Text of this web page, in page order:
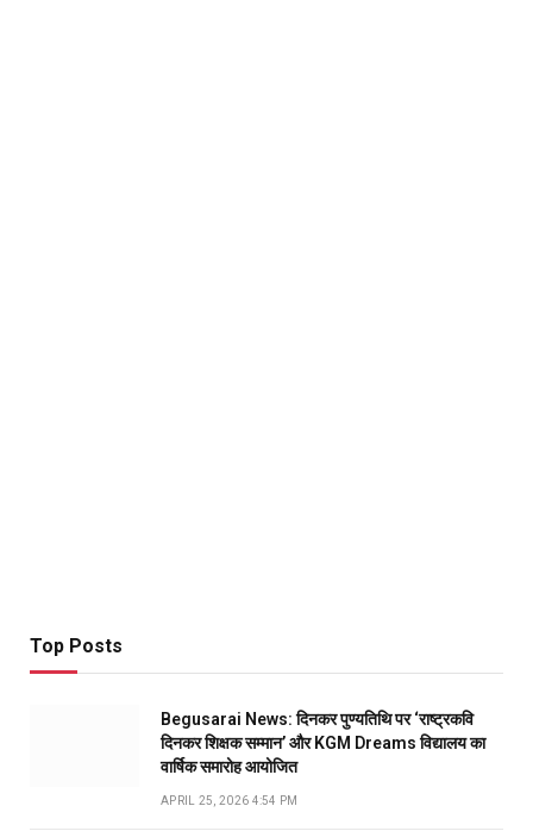
Top Posts
Begusarai News: दिनकर पुण्यतिथि पर ‘राष्ट्रकवि
दिनकर शिक्षक सम्मान’ और KGM Dreams विद्यालय का
वार्षिक समारोह आयोजित
APRIL 25, 2026 4:54 PM